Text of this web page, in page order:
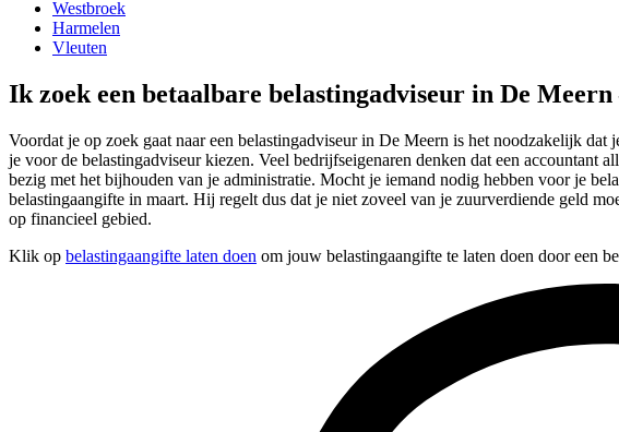
Westbroek
Harmelen
Vleuten
Ik zoek een betaalbare belastingadviseur in De
Voordat je op zoek gaat naar een belastingadviseur in De Meern is het noodzakelijk
je voor de belastingadviseur kiezen. Veel bedrijfseigenaren denken dat een accountant
bezig met het bijhouden van je administratie. Mocht je iemand nodig hebben voor je
belastingaangifte in maart. Hij regelt dus dat je niet zoveel van je zuurverdiende geld
op financieel gebied.
Klik op belastingaangifte laten doen om jouw belastingaangifte te laten doen door een